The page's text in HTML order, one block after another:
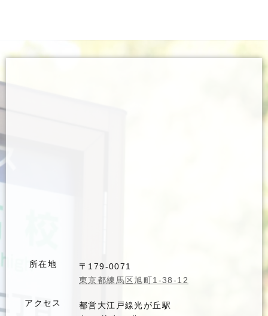
所在地
〒179-0071
東京都練馬区旭町1-38-12
アクセス
都営大江戸線光が丘駅